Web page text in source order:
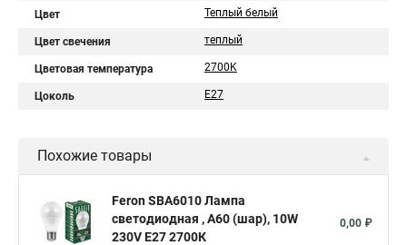
Цвет Теплый белый
Цвет свечения теплый
Цветовая температура 2700K
Цоколь E27
Похожие товары
Feron SBA6010 Лампа
светодиодная , A60 (шар), 10W
230V E27 2700К
0,00 ₽